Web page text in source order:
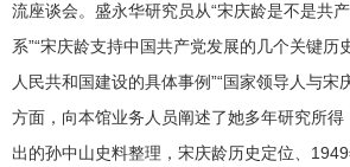
流座谈会。盛永华研究员从“宋庆龄是不是共
系”“宋庆龄支持中国共产党发展的几个关键历
人民共和国建设的具体事例”“国家领导人与宋
方面，向本馆业务人员阐述了她多年研究所
出的孙中山史料整理，宋庆龄历史定位、